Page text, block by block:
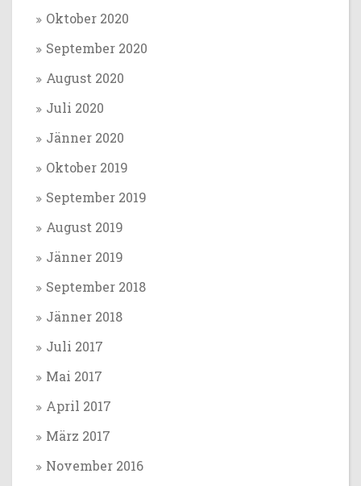
Oktober 2020
September 2020
August 2020
Juli 2020
Jänner 2020
Oktober 2019
September 2019
August 2019
Jänner 2019
September 2018
Jänner 2018
Juli 2017
Mai 2017
April 2017
März 2017
November 2016